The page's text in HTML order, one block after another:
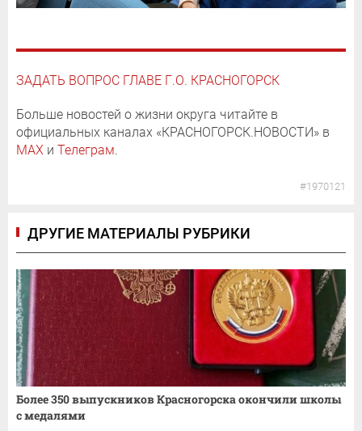
ЗАДАТЬ ВОПРОС ГЛАВЕ Г.О. КРАСНОГОРСК
Больше новостей о жизни округа читайте в
официальных каналах «КРАСНОГОРСК.НОВОСТИ» в
MAX и Телеграм.
#1970121
ДРУГИЕ МАТЕРИАЛЫ РУБРИКИ
Более 350 выпускников Красногорска окончили школы
с медалями